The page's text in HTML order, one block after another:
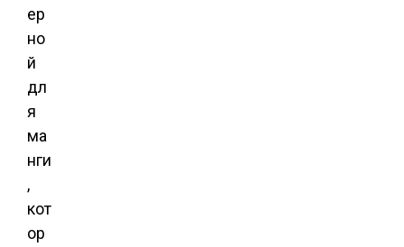
ер
но
й
дл
я
ма
нги
,
кот
ор